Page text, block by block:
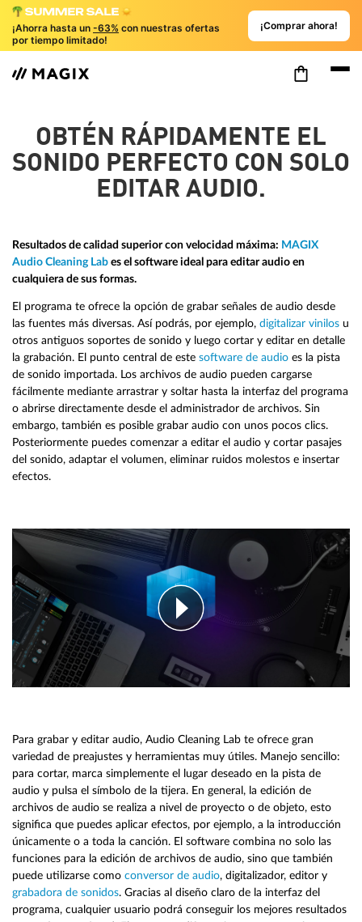
¡Ahorra hasta un -63% con nuestras ofertas
por tiempo limitado!
¡Comprar ahora!
OBTÉN RÁPIDAMENTE EL
SONIDO PERFECTO CON SOLO
EDITAR AUDIO.
Resultados de calidad superior con velocidad máxima: MAGIX
Audio Cleaning Lab es el software ideal para editar audio en
cualquiera de sus formas.
El programa te ofrece la opción de grabar señales de audio desde
las fuentes más diversas. Así podrás, por ejemplo, digitalizar vinilos u
otros antiguos soportes de sonido y luego cortar y editar en detalle
la grabación. El punto central de este software de audio es la pista
de sonido importada. Los archivos de audio pueden cargarse
fácilmente mediante arrastrar y soltar hasta la interfaz del programa
o abrirse directamente desde el administrador de archivos. Sin
embargo, también es posible grabar audio con unos pocos clics.
Posteriormente puedes comenzar a editar el audio y cortar pasajes
del sonido, adaptar el volumen, eliminar ruidos molestos e insertar
efectos.
Para grabar y editar audio, Audio Cleaning Lab te ofrece gran
variedad de preajustes y herramientas muy útiles. Manejo sencillo:
para cortar, marca simplemente el lugar deseado en la pista de
audio y pulsa el símbolo de la tijera. En general, la edición de
archivos de audio se realiza a nivel de proyecto o de objeto, esto
significa que puedes aplicar efectos, por ejemplo, a la introducción
únicamente o a toda la canción. El software combina no solo las
funciones para la edición de archivos de audio, sino que también
puede utilizarse como conversor de audio, digitalizador, editor y
grabadora de sonidos. Gracias al diseño claro de la interfaz del
programa, cualquier usuario podrá conseguir los mejores resultados